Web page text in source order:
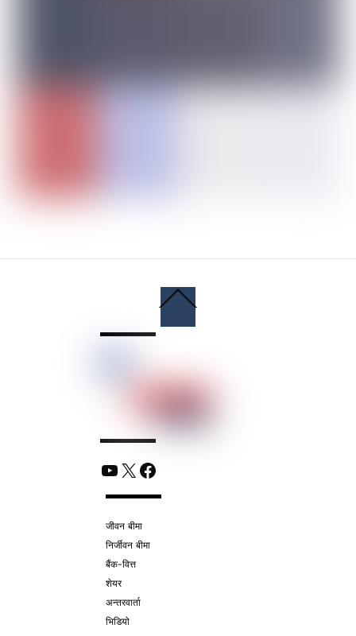
To
YouTube
X Facebook
जीवन बीमा
निर्जीवन बीमा
बैंक-वित्त
शेयर
अन्तरवार्ता
भिडियो